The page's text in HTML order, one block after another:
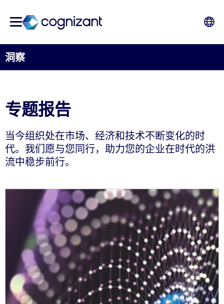
洞察
专题报告
当今组织处在市场、经济和技术不断变化的时
代。我们愿与您同行，助力您的企业在时代的洪
流中稳步前行。